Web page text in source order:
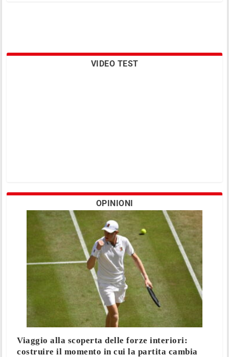
VIDEO TEST
OPINIONI
Viaggio alla scoperta delle forze interiori:
costruire il momento in cui la partita cambia